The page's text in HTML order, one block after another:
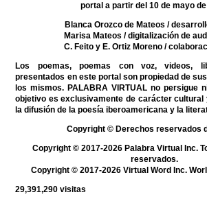
portal a partir del 10 de mayo
Blanca Orozco de Mateos /
Marisa Mateos / digitalización de
C. Feito y E. Ortiz Moreno/
Los poemas, poemas con voz, videos,
presentados en este portal son propiedad de
los mismos. PALABRA VIRTUAL no persigue
objetivo es exclusivamente de carácter cultural
la difusión de la poesía iberoamericana y la
Copyright © Derechos reservados
Copyright © 2017-2026 Palabra Virtual Inc.
reservados.
Copyright © 2017-2026 Virtual Word Inc.
29,391,290 visitas